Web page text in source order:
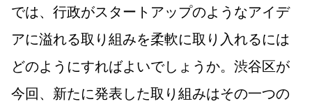
では、行政がスタートアップのようなアイデ
アに溢れる取り組みを柔軟に取り入れるには
どのようにすればよいでしょうか。渋谷区が
今回、新たに発表した取り組みはその一つの